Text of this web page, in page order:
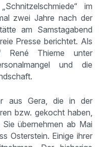
im
zwei Jahre nach der
am Samstagabend
Presse berichtet. Als
René Thieme unter
und die
aus Gera, die in der
bzw. gekocht haben,
übernehmen ab Mai
Osterstein. Einige ihrer